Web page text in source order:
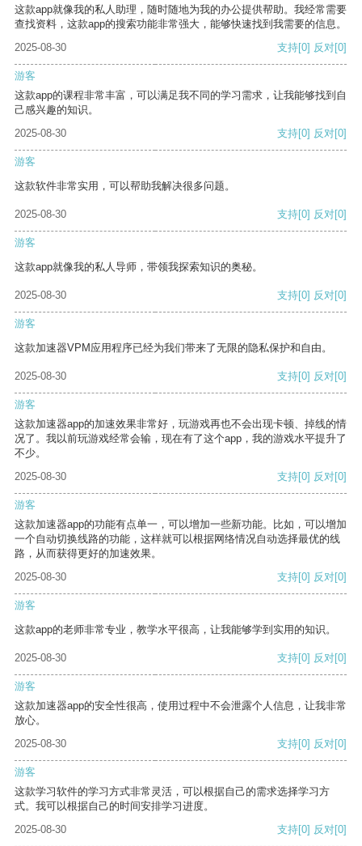
这款app就像我的私人助理，随时随地为我的办公提供帮助。我经常需要
查找资料，这款app的搜索功能非常强大，能够快速找到我需要的信息。
2025-08-30
支持[0] 反对[0]
游客
这款app的课程非常丰富，可以满足我不同的学习需求，让我能够找到自
己感兴趣的知识。
2025-08-30
支持[0] 反对[0]
游客
这款软件非常实用，可以帮助我解决很多问题。
2025-08-30 支持[0] 反对[0]
游客
这款app就像我的私人导师，带领我探索知识的奥秘。
2025-08-30 支持[0] 反对[0]
游客
这款加速器VPM应用程序已经为我们带来了无限的隐私保护和自由。
2025-08-30 支持[0] 反对[0]
游客
这款加速器app的加速效果非常好，玩游戏再也不会出现卡顿、掉线的情
况了。我以前玩游戏经常会输，现在有了这个app，我的游戏水平提升了
不少。
2025-08-30
支持[0] 反对[0]
游客
这款加速器app的功能有点单一，可以增加一些新功能。比如，可以增加
一个自动切换线路的功能，这样就可以根据网络情况自动选择最优的线
路，从而获得更好的加速效果。
2025-08-30
支持[0] 反对[0]
游客
这款app的老师非常专业，教学水平很高，让我能够学到实用的知识。
2025-08-30 支持[0] 反对[0]
游客
这款加速器app的安全性很高，使用过程中不会泄露个人信息，让我非常
放心。
2025-08-30
支持[0] 反对[0]
游客
这款学习软件的学习方式非常灵活，可以根据自己的需求选择学习方
式。我可以根据自己的时间安排学习进度。
2025-08-30
支持[0] 反对[0]